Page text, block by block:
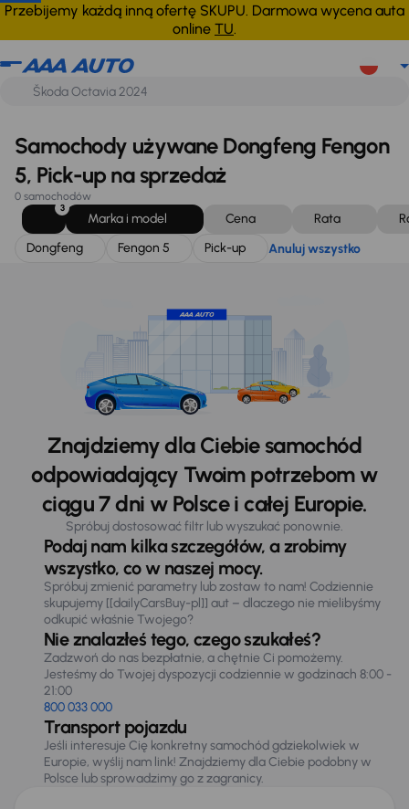
Przebijemy każdą inną ofertę SKUPU. Darmowa wycena auta
online TU.
Dongfeng Fengon 5 Pick-up Anuluj wszystko
Samochody używane Dongfeng Fengon
5, Pick-up na sprzedaż
0 samochodów
3
Marka i model Cena Rata
Dongfeng
Fengon 5 Pick-up Anuluj wszystko
Znajdziemy dla Ciebie samochód
odpowiadający Twoim potrzebom w
ciągu 7 dni w Polsce i całej Europie.
Spróbuj dostosować filtr lub wyszukać ponownie.
Podaj nam kilka szczegółów, a zrobimy
wszystko, co w naszej mocy.
Spróbuj zmienić parametry lub zostaw to nam! Codziennie
skupujemy [[dailyCarsBuy-pl]] aut – dlaczego nie mielibyśmy
odkupić właśnie Twojego?
Nie znalazłeś tego, czego szukałeś?
Zadzwoń do nas bezpłatnie, a chętnie Ci pomożemy.
Jesteśmy do Twojej dyspozycji codziennie w godzinach 8:00 -
21:00
800 033 000
Transport pojazdu
Jeśli interesuje Cię konkretny samochód gdziekolwiek w
Europie, wyślij nam link! Znajdziemy dla Ciebie podobny w
Polsce lub sprowadzimy go z zagranicy.